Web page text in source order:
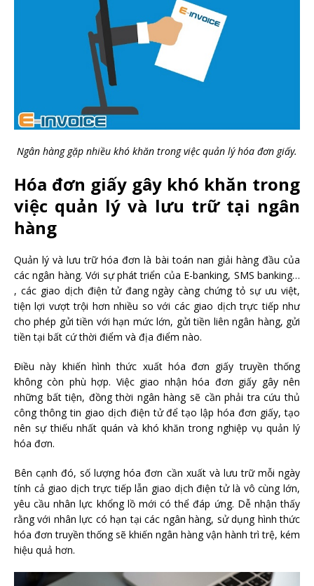
Ngân hàng gặp nhiều khó khăn trong việc quản lý hóa đơn giấy.
Hóa đơn giấy gây khó khăn trong
việc quản lý và lưu trữ tại ngân
hàng
Quản lý và lưu trữ hóa đơn là bài toán nan giải hàng đầu của
các ngân hàng. Với sự phát triển của E-banking, SMS banking…
, các giao dịch điện tử đang ngày càng chứng tỏ sự ưu việt,
tiện lợi vượt trội hơn nhiều so với các giao dịch trực tiếp như
cho phép gửi tiền với hạn mức lớn, gửi tiền liên ngân hàng, gửi
tiền tại bất cứ thời điểm và địa điểm nào.
Điều này khiến hình thức xuất hóa đơn giấy truyền thống
không còn phù hợp. Việc giao nhận hóa đơn giấy gây nên
những bất tiện, đồng thời ngân hàng sẽ cần phải tra cứu thủ
công thông tin giao dịch điện tử để tạo lập hóa đơn giấy, tạo
nên sự thiếu nhất quán và khó khăn trong nghiệp vụ quản lý
hóa đơn.
Bên cạnh đó, số lượng hóa đơn cần xuất và lưu trữ mỗi ngày
tính cả giao dịch trực tiếp lẫn giao dịch điện tử là vô cùng lớn,
yêu cầu nhân lực khổng lồ mới có thể đáp ứng. Dễ nhận thấy
rằng với nhân lực có hạn tại các ngân hàng, sử dụng hình thức
hóa đơn truyền thống sẽ khiến ngân hàng vận hành trì trệ, kém
hiệu quả hơn.